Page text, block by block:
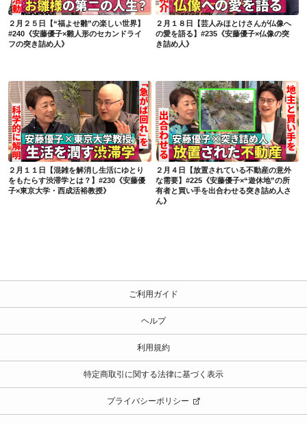
２月２５日【“福よせ雛”の楽しい世界】
#240《安藤優子×雛人形のセカンドライ
フの突き詰め人》
２月１８日【芸人みほとけさんが仏像へ
の愛を語る】#235《安藤優子×仏像の突
き詰め人》
２月１１日【混雑を解消し生活にゆとりをもたらす渋滞学とは？】#230《安藤優子×東京大学・西成活裕教授》
２月１１日【混雑を解消し生活にゆとり
をもたらす渋滞学とは？】#230《安藤優
子×東京大学・西成活裕教授》
２月４日【放置されている不動産の意外な需要】#225《安藤優子×“遊休地”の所有者と買い手を出合わせる突き詰め人さん》
２月４日【放置されている不動産の意外
な需要】#225《安藤優子×“遊休地”の所
有者と買い手を出合わせる突き詰め人さ
ん》
ご利用ガイド
ヘルプ
利用規約
特定商取引に関する法律に基づく表示
プライバシーポリシー